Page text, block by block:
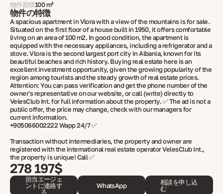
物件面積100 m²
物件の特徴
A spacious apartment in Vlora with a view of the mountains is for sale.
Situated on the first floor of a house built in 1950, it offers comfortable
living on an area of ​​100 m2. In good condition, the apartment is
equipped with the necessary appliances, including a refrigerator and a
stove. Vlora is the second largest port city in Albania, known for its
beautiful beaches and rich history. Buying real estate here is an
excellent investment opportunity, given the growing popularity of the
region among tourists and the steady growth of real estate prices.
Attention: You can pass verification and get the phone number of the
owner's representative on our website, or call (write) directly to
VelesClub Int. for full information about the property. ✅ The ad is not a
public offer, the price may change, check with our managers for
current information.
+905066002222 Wapp 24/7 ✅
Transaction without intermediaries, the property and owner are
registered with the international real estate operator VelesClub Int.,
the property is unique! Call ✅
278 197$
担当エージェ
ントに連絡す
る
WhatsApp
相談を申し込
む